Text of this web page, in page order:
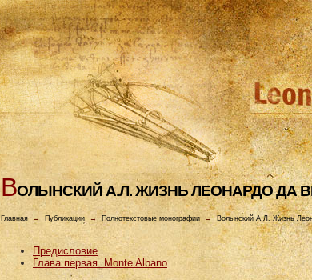
ВОЛЫHСКИЙ А.Л. ЖИЗHЬ ЛЕОHАРДО ДА
Главная→ Публикации → Полнотекстовые монографии →Волынский А.Л. Жизнь
Предисловие
Глава первая. Monte Albano